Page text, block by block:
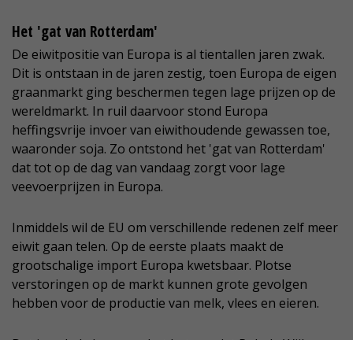
Het 'gat van Rotterdam'
De eiwitpositie van Europa is al tientallen jaren zwak.
Dit is ontstaan in de jaren zestig, toen Europa de eigen
graanmarkt ging beschermen tegen lage prijzen op de
wereldmarkt. In ruil daarvoor stond Europa
heffingsvrije invoer van eiwithoudende gewassen toe,
waaronder soja. Zo ontstond het 'gat van Rotterdam'
dat tot op de dag van vandaag zorgt voor lage
veevoerprijzen in Europa.
Inmiddels wil de EU om verschillende redenen zelf meer
eiwit gaan telen. Op de eerste plaats maakt de
grootschalige import Europa kwetsbaar. Plotse
verstoringen op de markt kunnen grote gevolgen
hebben voor de productie van melk, vlees en eieren.